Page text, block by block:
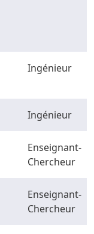
Ingénieur
Ingénieur
Enseignant-
Chercheur
Enseignant-
Chercheur